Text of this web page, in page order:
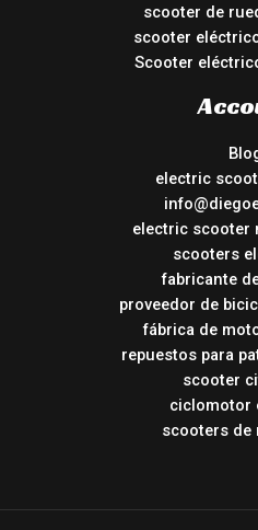
scooter de
scooter
Scooter
electric
electric scooter
scooters
fabricante
proveedor de
fábrica de
repuestos para
scooter
ciclomotor
scooters de